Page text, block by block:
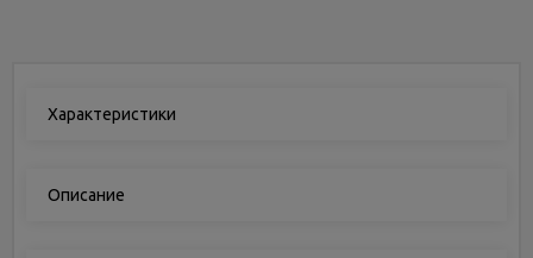
Характеристики
Описание